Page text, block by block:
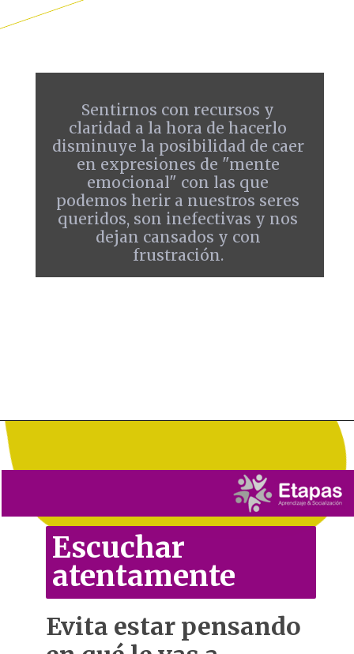
Sentirnos con recursos y
claridad a la hora de hacerlo
disminuye la posibilidad de caer
en expresiones de "mente
emocional" con las que
podemos herir a nuestros seres
queridos, son inefectivas y nos
dejan cansados y con
frustración.
https://grupoetapas.com.ar/2020/09/21/regulacion-emocional-que-es-y-como-se-desarrolla/
Escuchar
atentamente
Evita estar pensando